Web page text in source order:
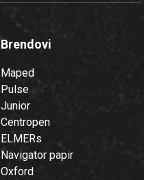
Brendovi
Maped
Pulse
Junior
Centropen
ELMERs
Navigator papir
Oxford